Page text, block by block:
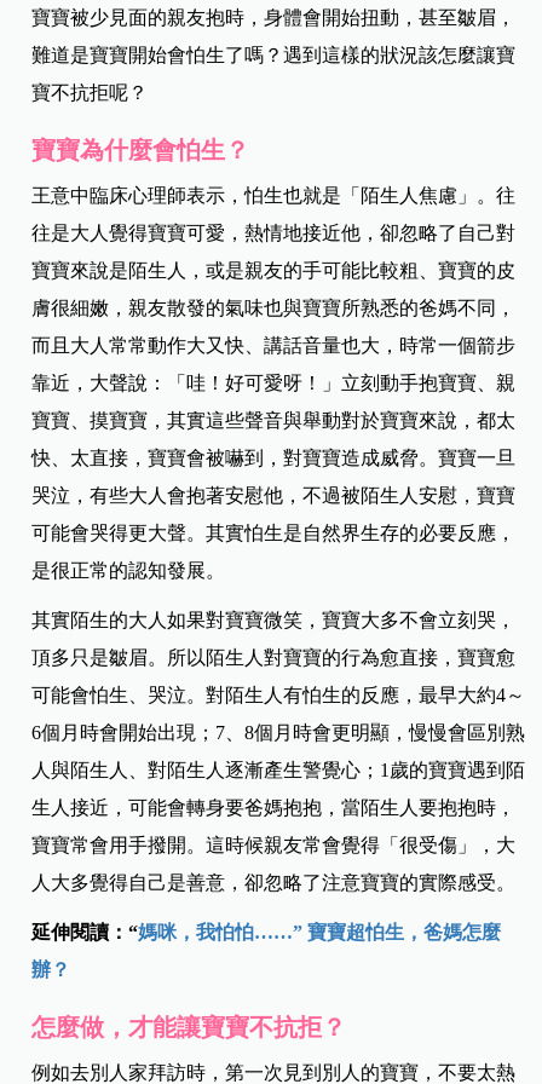
寶寶被少見面的親友抱時，身體會開始扭動，甚至皺眉，
難道是寶寶開始會怕生了嗎？遇到這樣的狀況該怎麼讓寶
寶不抗拒呢？
寶寶為什麼會怕生？
王意中臨床心理師表示，怕生也就是「陌生人焦慮」。往
往是大人覺得寶寶可愛，熱情地接近他，卻忽略了自己對
寶寶來說是陌生人，或是親友的手可能比較粗、寶寶的皮
膚很細嫩，親友散發的氣味也與寶寶所熟悉的爸媽不同，
而且大人常常動作大又快、講話音量也大，時常一個箭步
靠近，大聲說：「哇！好可愛呀！」立刻動手抱寶寶、親
寶寶、摸寶寶，其實這些聲音與舉動對於寶寶來說，都太
快、太直接，寶寶會被嚇到，對寶寶造成威脅。寶寶一旦
哭泣，有些大人會抱著安慰他，不過被陌生人安慰，寶寶
可能會哭得更大聲。其實怕生是自然界生存的必要反應，
是很正常的認知發展。
其實陌生的大人如果對寶寶微笑，寶寶大多不會立刻哭，
頂多只是皺眉。所以陌生人對寶寶的行為愈直接，寶寶愈
可能會怕生、哭泣。對陌生人有怕生的反應，最早大約4～
6個月時會開始出現；7、8個月時會更明顯，慢慢會區別熟
人與陌生人、對陌生人逐漸產生警覺心；1歲的寶寶遇到陌
生人接近，可能會轉身要爸媽抱抱，當陌生人要抱抱時，
寶寶常會用手撥開。這時候親友常會覺得「很受傷」，大
人大多覺得自己是善意，卻忽略了注意寶寶的實際感受。
延伸閱讀：“媽咪，我怕怕……” 寶寶超怕生，爸媽怎麼
辦？
怎麼做，才能讓寶寶不抗拒？
例如去別人家拜訪時，第一次見到別人的寶寶，不要太熱